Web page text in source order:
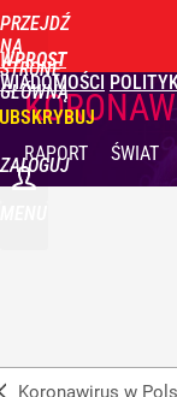
PRZEJDŹ
NA
STRONĘ
GŁÓWNĄ
WPROST
WIADOMOŚCI
ZALOGUJ
RAPORT ŚWIAT
Koronawirus w